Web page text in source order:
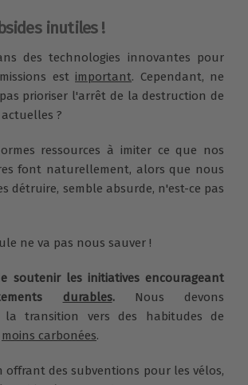
inutiles !
des technologies innovantes pour
est important. Cependant, ne
prioriser l'arrêt de la destruction de
?
ressources à imiter ce que nos
font naturellement, alors que nous
détruire, semble absurde, n'est-ce pas
ne va pas nous sauver !
soutenir les initiatives encourageant
durables. Nous devons
la transition vers des habitudes de
moins carbonées.
offrant des subventions pour les vélos,